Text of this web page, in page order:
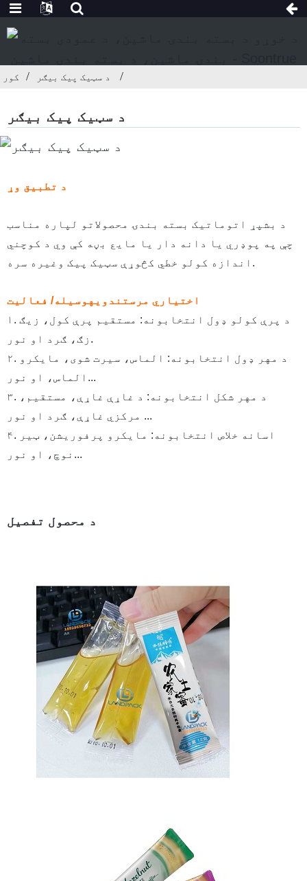
کور د سټیک پیک بیګر
د سټیک پیک بیګر
د تطبیق وړ
د بشپړ اتوماتیک بسته بندۍ محصولاتو لپاره مناسب
چې په پوډري یا دانه دار یا مایع بڼه کې وي د کوچني
اندازه کولو خطي کڅوړې سټیک پیک وغيره سره.
اختیاري مرستندویهوسیله/ فعالیت
۱. د پرې کولو ډول انتخابونه: مستقیم پرې کول، زیګ
زګ، ګرد او نور.
۲. د مهر ډول انتخابونه: الماس، سیرت شوی، مایکرو
الماس، او نور...
۳. د مهر شکل انتخابونه: د غاړې غاړې، مستقیم،
مرکزي غاړې، ګرد او نور ...
۴. اسانه خلاص انتخابونه: مایکرو پرفوریشن، ټیر
نوچ، او نور...
د محصول تفصیل